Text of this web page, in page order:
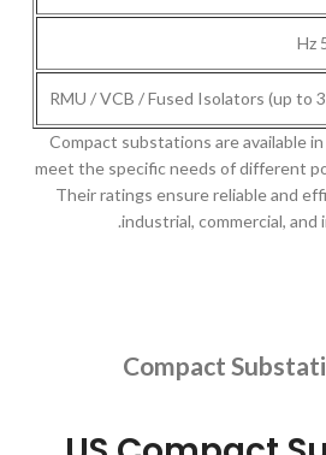
RMU / VCB / Fused Isolators (up to
Compact substations are available
meet the specific needs of different
Their ratings ensure reliable and
industrial, commercial,
Compact